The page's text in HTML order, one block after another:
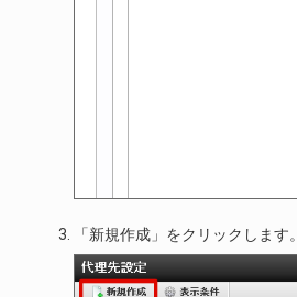
「新規作成」をクリックします。